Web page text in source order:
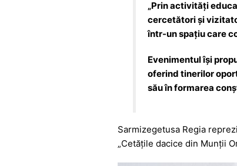
„Prin activități
cercetători și
într-un spațiu care
Evenimentul își
oferind tinerilor
său în formarea
Sarmizegetusa Regia
„Cetățile dacice din Munții